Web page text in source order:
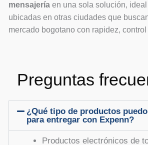
mensajería en una sola solución,
ubicadas en otras ciudades que
mercado bogotano con rapidez,
Preguntas
¿Qué tipo de productos
para entregar con Expenn?
Productos electrónicos de